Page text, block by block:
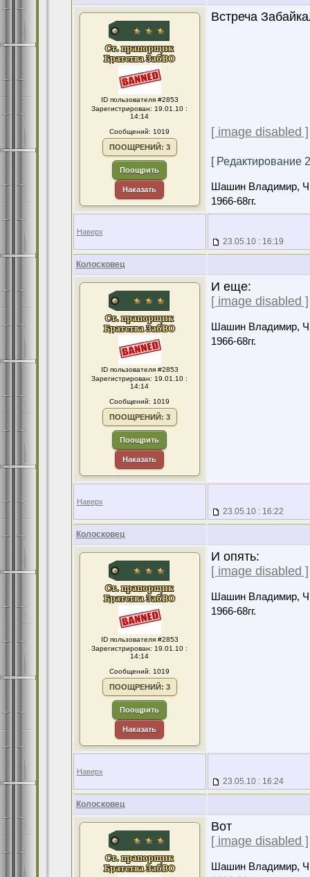
ID пользователя #2853
Зарегистрирован: 19.01.10 :
14:14
Сообщений: 1019
ПООЩРЕНИЙ: 3
Поощрить
Наказать
Встреча
[ image disabled ]
[ Редактирование
Шашин Владимир,
1966-68гг.
Наверх
23.05.10 : 16:19
Колосковец
ID пользователя #2853
Зарегистрирован: 19.01.10 :
14:14
Сообщений: 1019
ПООЩРЕНИЙ: 3
Поощрить
Наказать
И еще:
[ image disabled ]
Шашин Владимир,
1966-68гг.
Наверх
23.05.10 : 16:22
Колосковец
ID пользователя #2853
Зарегистрирован: 19.01.10 :
14:14
Сообщений: 1019
ПООЩРЕНИЙ: 3
Поощрить
Наказать
И опять:
[ image disabled ]
Шашин Владимир,
1966-68гг.
Наверх
23.05.10 : 16:24
Колосковец
Вот
[ image disabled ]
Шашин Владимир,